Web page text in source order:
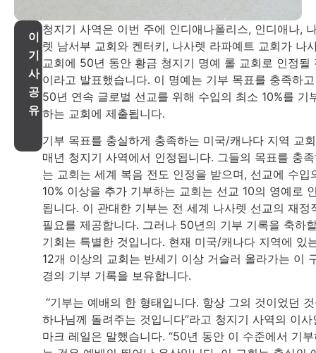
이
기
사
공
유
청지기 사역은 이번 주에 인디애나폴리스, 인디애나,
렛 남서부 교회와 켄터키, 나사렛 라파예트 교회가 나
교회에 50년 동안 황금 청지기 명예 롤 교회로 인정될
이라고 발표했습니다. 이 명예는 기부 목표를 충족하고
50년 연속 글로벌 선교를 위해 수입의 최소 10%를 기
하는 교회에 제출됩니다.
기부 목표를 충실하게 충족하는 미국/캐나다 지역 교
매년 청지기 사역에서 인정됩니다. 그들의 목표를 충
는 교회는 세계 복음 전도 인정을 받으며, 선교에 수입
10% 이상을 추가 기부하는 교회는 선교 10의 영예로
됩니다. 이 관대한 기부는 전 세계 나사렛 선교의 재정
필요를 제공합니다. 그러나 50년의 기부 기록을 축하
기회는 특별한 것입니다. 현재 미국/캐나다 지역에 있
12개 이상의 교회는 반세기 이상 거슬러 올라가는 이
경의 기부 기록을 보유합니다.
“기부는 예배의 한 형태입니다. 항상 그의 것이었던
하나님께 돌려주는 것입니다”라고 청지기 사역의 이사
마크 레일은 말했습니다. “50년 동안 이 수준에서 기